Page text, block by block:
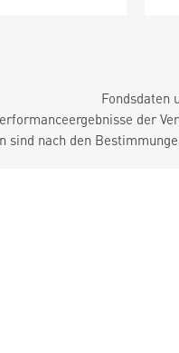
Fondsdaten
der
sind nach den